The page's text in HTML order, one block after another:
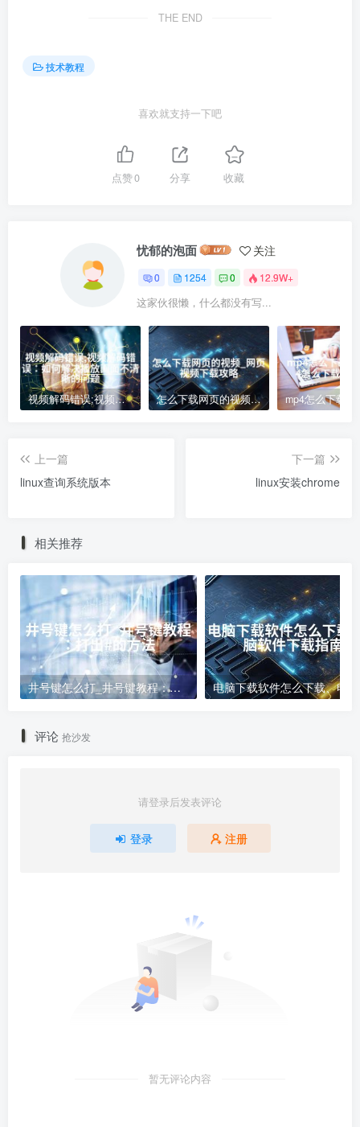
THE END
技术教程
喜欢就支持一下吧
点赞0 分享 收藏
忧郁的泡面 关注
0 1254 0 12.9W+
这家伙很懒，什么都没有写...
视频解码错误;视频解码错误：如何解决播放画面不清晰的问题 怎么下载网页的视频_网页视频下载攻略
上一篇
linux查询系统版本
下一篇
linux安装chrome
相关推荐
井号键怎么打_井号键教程：打出#的方法
评论 抢沙发
请登录后发表评论
登录 注册
暂无评论内容